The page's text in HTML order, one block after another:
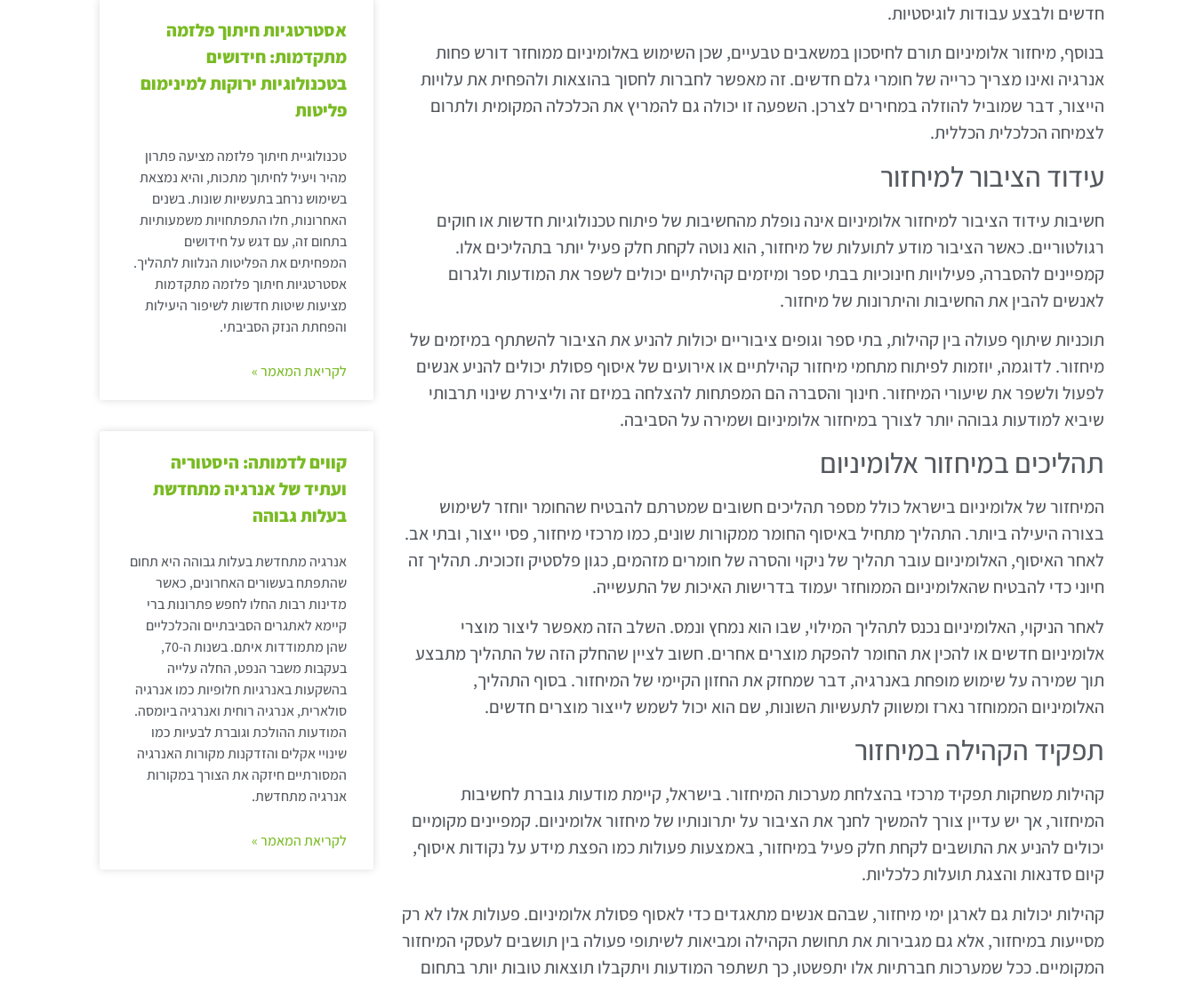
חדשים ולבצע עבודות לוגיסטיות.
בנוסף, מיחזור אלומיניום תורם לחיסכון במשאבים טבעיים, שכן השימוש באלומיניום ממוחזר דורש פחות
אנרגיה ואינו מצריך כרייה של חומרי גלם חדשים. זה מאפשר לחברות לחסוך בהוצאות ולהפחית את עלויות
הייצור, דבר שמוביל להוזלה במחירים לצרכן. השפעה זו יכולה גם להמריץ את הכלכלה המקומית ולתרום
לצמיחה הכלכלית הכללית.
עידוד הציבור למיחזור
חשיבות עידוד הציבור למיחזור אלומיניום אינה נופלת מהחשיבות של פיתוח טכנולוגיות חדשות או חוקים
רגולטוריים. כאשר הציבור מודע לתועלות של מיחזור, הוא נוטה לקחת חלק פעיל יותר בתהליכים אלו.
קמפיינים להסברה, פעילויות חינוכיות בבתי ספר ומיזמים קהילתיים יכולים לשפר את המודעות ולגרום
לאנשים להבין את החשיבות והיתרונות של מיחזור.
תוכניות שיתוף פעולה בין קהילות, בתי ספר וגופים ציבוריים יכולות להניע את הציבור להשתתף במיזמים של
מיחזור. לדוגמה, יוזמות לפיתוח מתחמי מיחזור קהילתיים או אירועים של איסוף פסולת יכולים להניע אנשים
לפעול ולשפר את שיעורי המיחזור. חינוך והסברה הם המפתחות להצלחה במיזם זה וליצירת שינוי תרבותי
שיביא למודעות גבוהה יותר לצורך במיחזור אלומיניום ושמירה על הסביבה.
תהליכים במיחזור אלומיניום
המיחזור של אלומיניום בישראל כולל מספר תהליכים חשובים שמטרתם להבטיח שהחומר יוחזר לשימוש
בצורה היעילה ביותר. התהליך מתחיל באיסוף החומר ממקורות שונים, כמו מרכזי מיחזור, פסי ייצור, ובתי אב.
לאחר האיסוף, האלומיניום עובר תהליך של ניקוי והסרה של חומרים מזהמים, כגון פלסטיק וזכוכית. תהליך זה
חיוני כדי להבטיח שהאלומיניום הממוחזר יעמוד בדרישות האיכות של התעשייה.
לאחר הניקוי, האלומיניום נכנס לתהליך המילוי, שבו הוא נמחץ ונמס. השלב הזה מאפשר ליצור מוצרי
אלומיניום חדשים או להכין את החומר להפקת מוצרים אחרים. חשוב לציין שהחלק הזה של התהליך מתבצע
תוך שמירה על שימוש מופחת באנרגיה, דבר שמחזק את החזון הקיימי של המיחזור. בסוף התהליך,
האלומיניום הממוחזר נארז ומשווק לתעשיות השונות, שם הוא יכול לשמש לייצור מוצרים חדשים.
תפקיד הקהילה במיחזור
קהילות משחקות תפקיד מרכזי בהצלחת מערכות המיחזור. בישראל, קיימת מודעות גוברת לחשיבות
המיחזור, אך יש עדיין צורך להמשיך לחנך את הציבור על יתרונותיו של מיחזור אלומיניום. קמפיינים מקומיים
יכולים להניע את התושבים לקחת חלק פעיל במיחזור, באמצעות פעולות כמו הפצת מידע על נקודות איסוף,
קיום סדנאות והצגת תועלות כלכליות.
קהילות יכולות גם לארגן ימי מיחזור, שבהם אנשים מתאגדים כדי לאסוף פסולת אלומיניום. פעולות אלו לא רק
מסייעות במיחזור, אלא גם מגבירות את תחושת הקהילה ומביאות לשיתופי פעולה בין תושבים לעסקי המיחזור
המקומיים. ככל שמערכות חברתיות אלו יתפשטו, כך תשתפר המודעות ויתקבלו תוצאות טובות יותר בתחום
אסטרטגיות חיתוך פלזמה
מתקדמות: חידושים
בטכנולוגיות ירוקות למינימום
פליטות
טכנולוגיית חיתוך פלזמה מציעה פתרון
מהיר ויעיל לחיתוך מתכות, והיא נמצאת
בשימוש נרחב בתעשיות שונות. בשנים
האחרונות, חלו התפתחויות משמעותיות
בתחום זה, עם דגש על חידושים
המפחיתים את הפליטות הנלוות לתהליך.
אסטרטגיות חיתוך פלזמה מתקדמות
מציעות שיטות חדשות לשיפור היעילות
והפחתת הנזק הסביבתי.
לקריאת המאמר »
קווים לדמותה: היסטוריה
ועתיד של אנרגיה מתחדשת
בעלות גבוהה
אנרגיה מתחדשת בעלות גבוהה היא תחום
שהתפתח בעשורים האחרונים, כאשר
מדינות רבות החלו לחפש פתרונות ברי
קיימא לאתגרים הסביבתיים והכלכליים
שהן מתמודדות איתם. בשנות ה-70,
בעקבות משבר הנפט, החלה עלייה
בהשקעות באנרגיות חלופיות כמו אנרגיה
סולארית, אנרגיה רוחית ואנרגיה ביומסה.
המודעות ההולכת וגוברת לבעיות כמו
שינויי אקלים והזדקנות מקורות האנרגיה
המסורתיים חיזקה את הצורך במקורות
אנרגיה מתחדשת.
לקריאת המאמר »